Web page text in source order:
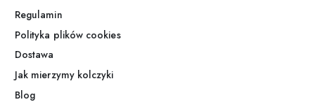
Regulamin
Polityka plików cookies
Dostawa
Jak mierzymy kolczyki
Blog